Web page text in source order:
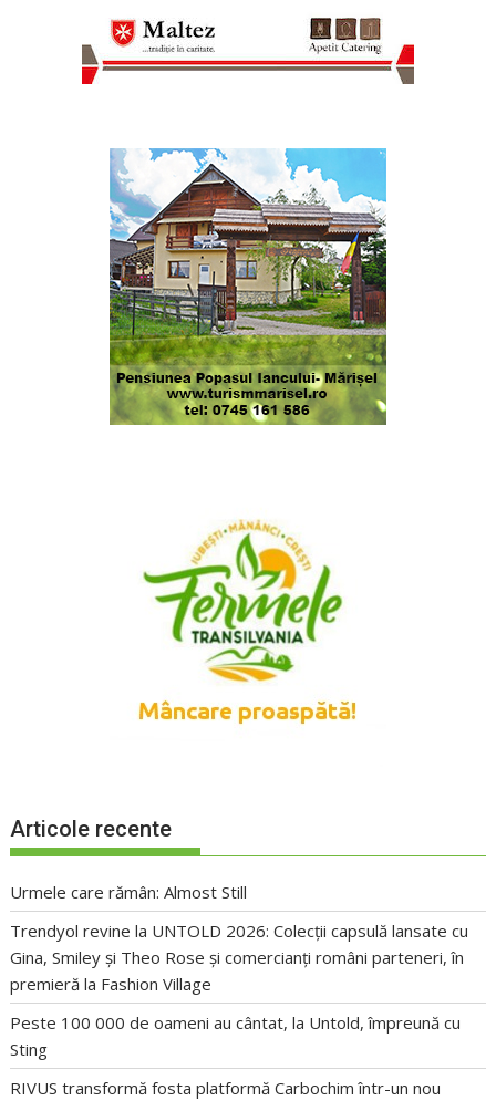
Articole recente
Urmele care rămân: Almost Still
Trendyol revine la UNTOLD 2026: Colecții capsulă lansate cu
Gina, Smiley și Theo Rose și comercianți români parteneri, în
premieră la Fashion Village
Peste 100 000 de oameni au cântat, la Untold, împreună cu
Sting
RIVUS transformă fosta platformă Carbochim într-un nou